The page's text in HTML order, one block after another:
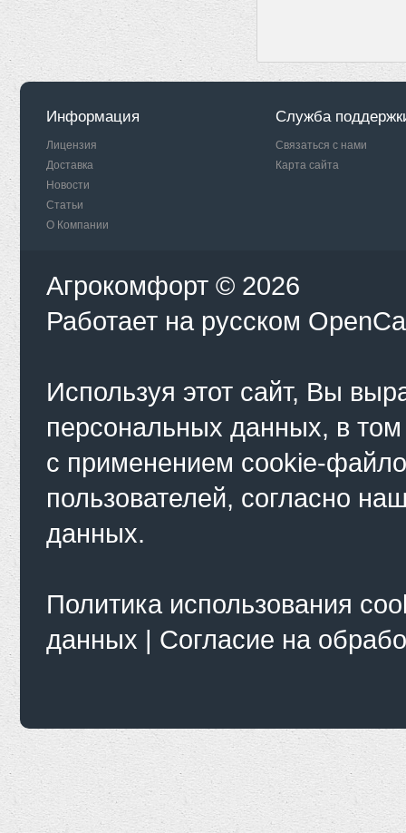
Информация
Лицензия
Доставка
Новости
Статьи
О Компании
Служба
Связаться с нами
Карта сайта
Агрокомфорт © 2026
Работает на русском
Используя этот сайт, Вы
персональных данных, в
с применением cookie-
пользователей, согласно
данных.
Политика использования
данных | Согласие на